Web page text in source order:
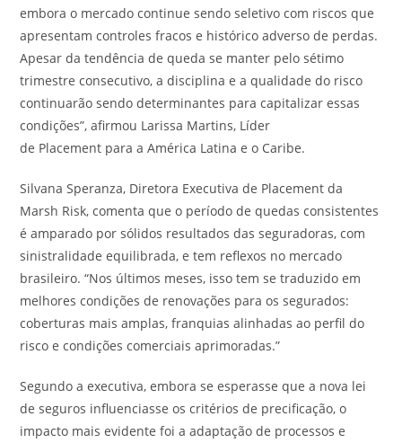
embora o mercado continue sendo seletivo com riscos que
apresentam controles fracos e histórico adverso de perdas.
Apesar da tendência de queda se manter pelo sétimo
trimestre consecutivo, a disciplina e a qualidade do risco
continuarão sendo determinantes para capitalizar essas
condições”, afirmou Larissa Martins, Líder
de Placement para a América Latina e o Caribe.
Silvana Speranza, Diretora Executiva de Placement da
Marsh Risk, comenta que o período de quedas consistentes
é amparado por sólidos resultados das seguradoras, com
sinistralidade equilibrada, e tem reflexos no mercado
brasileiro. “Nos últimos meses, isso tem se traduzido em
melhores condições de renovações para os segurados:
coberturas mais amplas, franquias alinhadas ao perfil do
risco e condições comerciais aprimoradas.”
Segundo a executiva, embora se esperasse que a nova lei
de seguros influenciasse os critérios de precificação, o
impacto mais evidente foi a adaptação de processos e